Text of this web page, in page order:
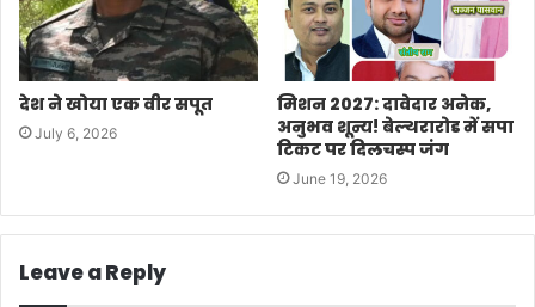
देश ने खोया एक वीर सपूत
July 6, 2026
मिशन 2027: दावेदार अनेक,
अनुभव शून्य! बेल्थरारोड में सपा
टिकट पर दिलचस्प जंग
June 19, 2026
Leave a Reply